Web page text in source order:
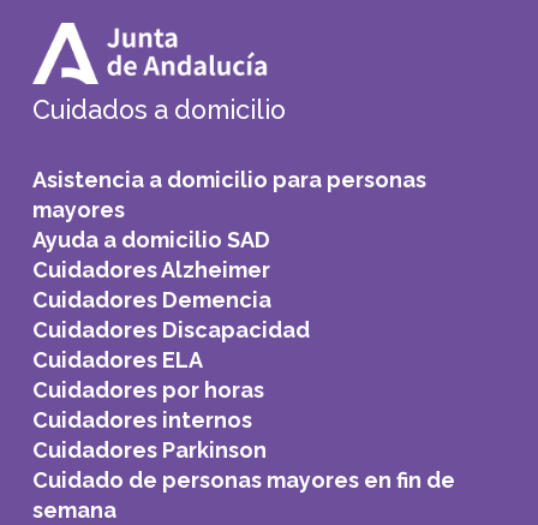
Cuidados a domicilio
Asistencia a domicilio para personas
mayores
Ayuda a domicilio SAD
Cuidadores Alzheimer
Cuidadores Demencia
Cuidadores Discapacidad
Cuidadores ELA
Cuidadores por horas
Cuidadores internos
Cuidadores Parkinson
Cuidado de personas mayores en fin de
semana